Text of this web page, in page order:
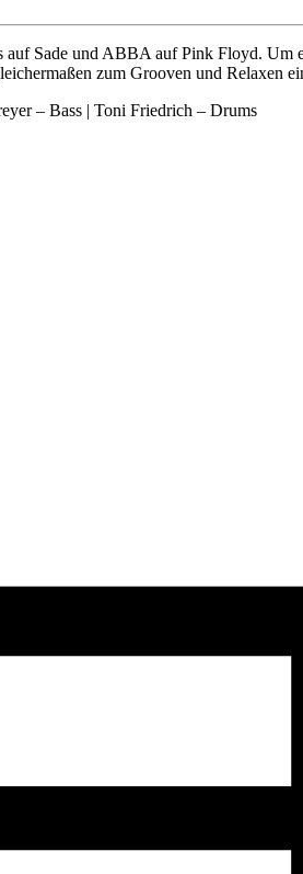
Sade und ABBA auf Pink Floyd.
zum Grooven und Relaxen
– Bass | Toni Friedrich – Drums